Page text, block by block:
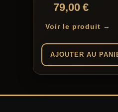
79,00€
Voir le produit →
AJOUTER AU